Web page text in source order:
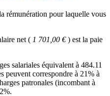
rémunération pour laquelle vous
net ( 1 701,00 €) est la paie
salariales équivalent à 484.11
peuvent correspondre à 21% à
patronales (incombant à